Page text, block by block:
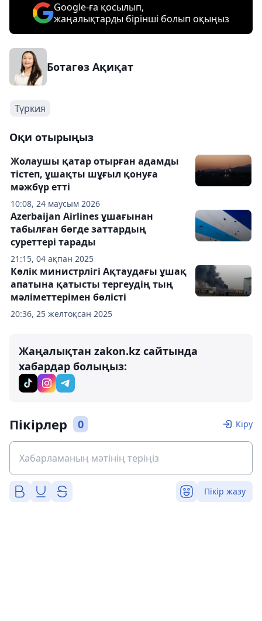
Google-ға қосылып,
жаңалықтарды бірінші болып оқыңыз
Ботагөз Ақиқат
Түркия
Оқи отырыңыз
10:08, 24 маусым 2026
Жолаушы қатар отырған адамды
тістеп, ұшақты шұғыл қонуға
мәжбүр етті
21:15, 04 ақпан 2025
Azerbaijan Airlines ұшағынан
табылған бөгде заттардың
суреттері тарады
20:36, 25 желтоқсан 2025
Көлік министрлігі Ақтаудағы ұшақ
апатына қатысты тергеудің тың
мәліметтерімен бөлісті
Жаңалықтан zakon.kz сайтында
хабардар болыңыз:
Пікірлер 0 Кіру
Пікір жазу